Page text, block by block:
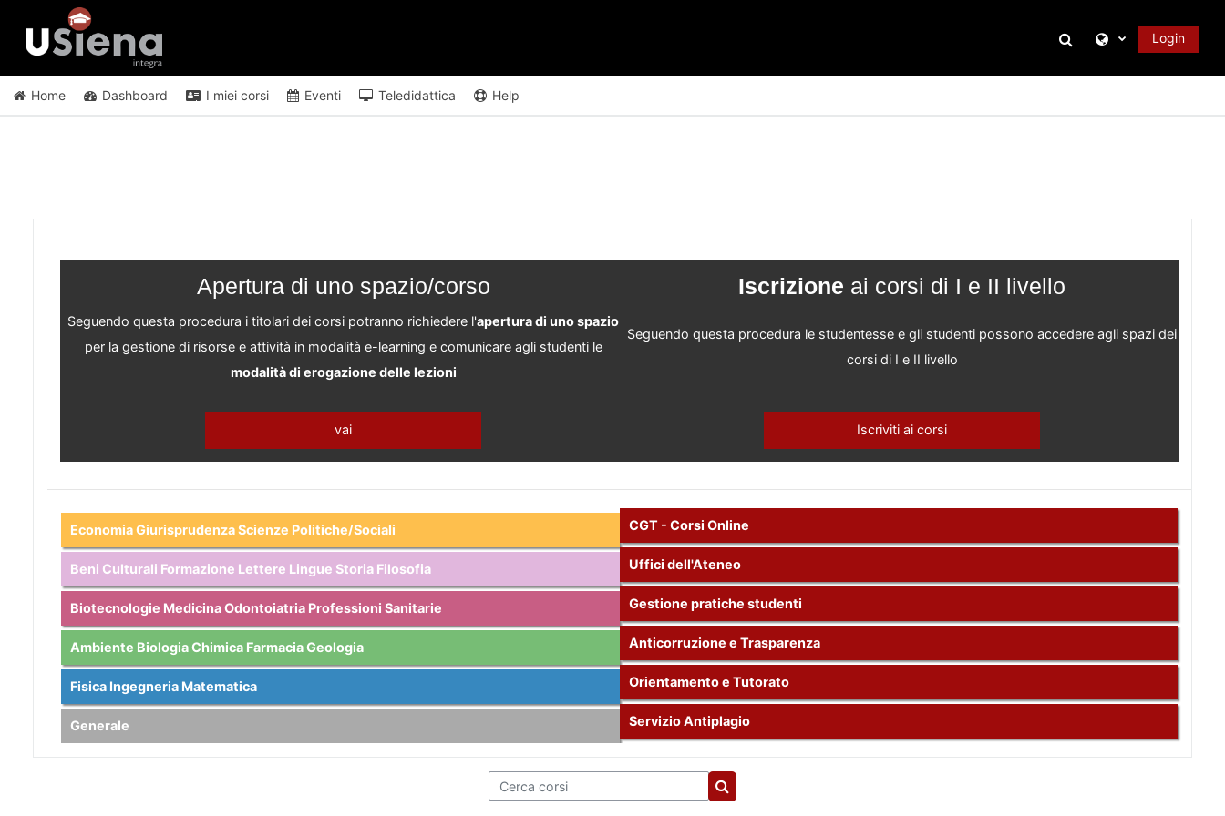
Vai al contenuto principale
Attiva/disattiva
Login
Home Dashboard I miei corsi Eventi Teledidattica Help
Apertura di uno spazio/corso
Seguendo questa procedura i titolari dei corsi potranno richiedere l'apertura di uno spazio
per la gestione di risorse e attività in modalità e-learning e comunicare agli studenti le
modalità di erogazione delle lezioni
vai
Iscrizione ai corsi di I e II livello
Seguendo questa procedura le studentesse e gli studenti possono accedere agli spazi dei
corsi di I e II livello
Iscriviti ai corsi
Economia Giurisprudenza Scienze Politiche/Sociali
Beni Culturali Formazione Lettere Lingue Storia Filosofia
Biotecnologie Medicina Odontoiatria Professioni Sanitarie
Ambiente Biologia Chimica Farmacia Geologia
Fisica Ingegneria Matematica
Generale
CGT - Corsi Online
Uffici dell'Ateneo
Gestione pratiche studenti
Anticorruzione e Trasparenza
Orientamento e Tutorato
Servizio Antiplagio
Cerca corsi
Cerca corsi